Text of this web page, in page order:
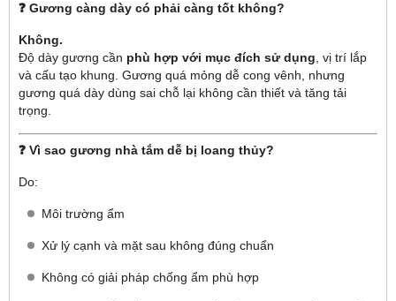
❓ Gương càng dày có phải càng tốt không?
Không.
Độ dày gương cần phù hợp với mục đích sử dụng , vị trí lắp
và cấu tạo khung. Gương quá mỏng dễ cong vênh, nhưng
gương quá dày dùng sai chỗ lại không cần thiết và tăng tải
trọng.
❓ Vì sao gương nhà tắm dễ bị loang thủy?
Do:
Môi trường ẩm
Xử lý cạnh và mặt sau không đúng chuẩn
Không có giải pháp chống ẩm phù hợp